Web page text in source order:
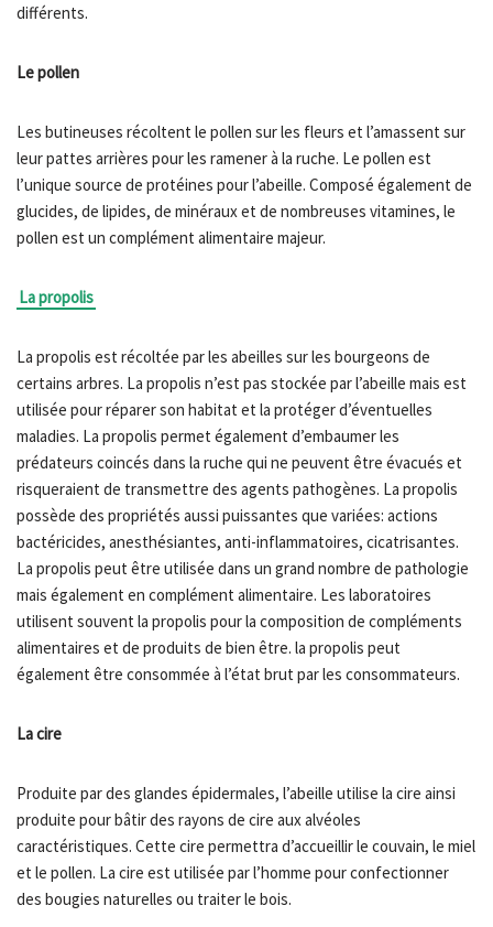
différents.
Le pollen
Les butineuses récoltent le pollen sur les fleurs et l’amassent sur
leur pattes arrières pour les ramener à la ruche. Le pollen est
l’unique source de protéines pour l’abeille. Composé également de
glucides, de lipides, de minéraux et de nombreuses vitamines, le
pollen est un complément alimentaire majeur.
La propolis
La propolis est récoltée par les abeilles sur les bourgeons de
certains arbres. La propolis n’est pas stockée par l’abeille mais est
utilisée pour réparer son habitat et la protéger d’éventuelles
maladies. La propolis permet également d’embaumer les
prédateurs coincés dans la ruche qui ne peuvent être évacués et
risqueraient de transmettre des agents pathogènes. La propolis
possède des propriétés aussi puissantes que variées: actions
bactéricides, anesthésiantes, anti-inflammatoires, cicatrisantes.
La propolis peut être utilisée dans un grand nombre de pathologie
mais également en complément alimentaire. Les laboratoires
utilisent souvent la propolis pour la composition de compléments
alimentaires et de produits de bien être. la propolis peut
également être consommée à l’état brut par les consommateurs.
La cire
Produite par des glandes épidermales, l’abeille utilise la cire ainsi
produite pour bâtir des rayons de cire aux alvéoles
caractéristiques. Cette cire permettra d’accueillir le couvain, le miel
et le pollen. La cire est utilisée par l’homme pour confectionner
des bougies naturelles ou traiter le bois.